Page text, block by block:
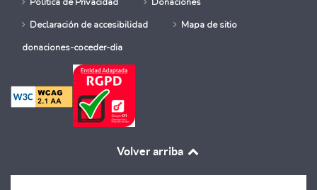
Declaración de accesibilidad
Mapa de sitio
donaciones-coceder-dia
Volver arriba